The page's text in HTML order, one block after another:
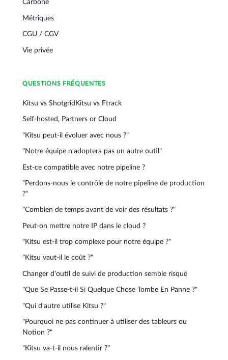
Carbone
Métriques
CGU / CGV
Vie privée
QUESTIONS FRÉQUENTES
Kitsu vs Shotgrid Kitsu vs Ftrack
Self-hosted, Partners or Cloud
"Kitsu peut-il évoluer avec nous ?"
"Notre équipe n'adoptera pas un autre outil"
Est-ce compatible avec notre pipeline ?
"Perdons-nous le contrôle de notre pipeline de production
?"
"Combien de temps avant de voir des résultats ?"
Peut-on mettre notre IP dans le cloud ?
"Kitsu est-il trop complexe pour notre équipe ?"
"Kitsu vaut-il le coût ?"
Changer d'outil de suivi de production semble risqué
"Que Se Passe-t-il Si Quelque Chose Tombe En Panne ?"
"Qui d'autre utilise Kitsu ?"
"Pourquoi ne pas continuer à utiliser des tableurs ou
Notion ?"
"Kitsu va-t-il nous ralentir ?"